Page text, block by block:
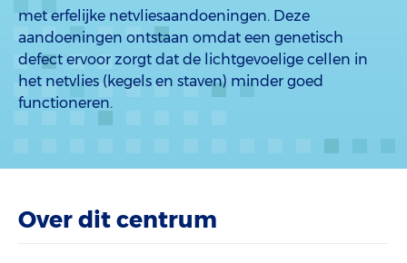
met erfelijke netvliesaandoeningen. Deze
aandoeningen ontstaan omdat een genetisch
defect ervoor zorgt dat de lichtgevoelige cellen in
het netvlies (kegels en staven) minder goed
functioneren.
Over dit centrum